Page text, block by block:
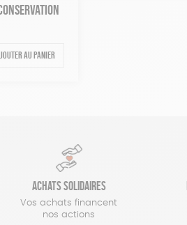
au panier
Achats solidaires
Vos achats financent
nos actions